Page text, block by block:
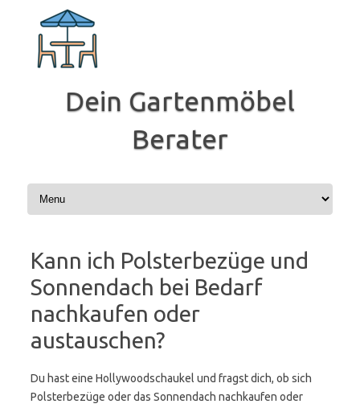
Inhalt
springen
Dein Gartenmöbel
Berater
Kann ich Polsterbezüge und
Sonnendach bei Bedarf
nachkaufen oder
austauschen?
Du hast eine Hollywoodschaukel und fragst dich, ob sich
Polsterbezüge oder das Sonnendach nachkaufen oder